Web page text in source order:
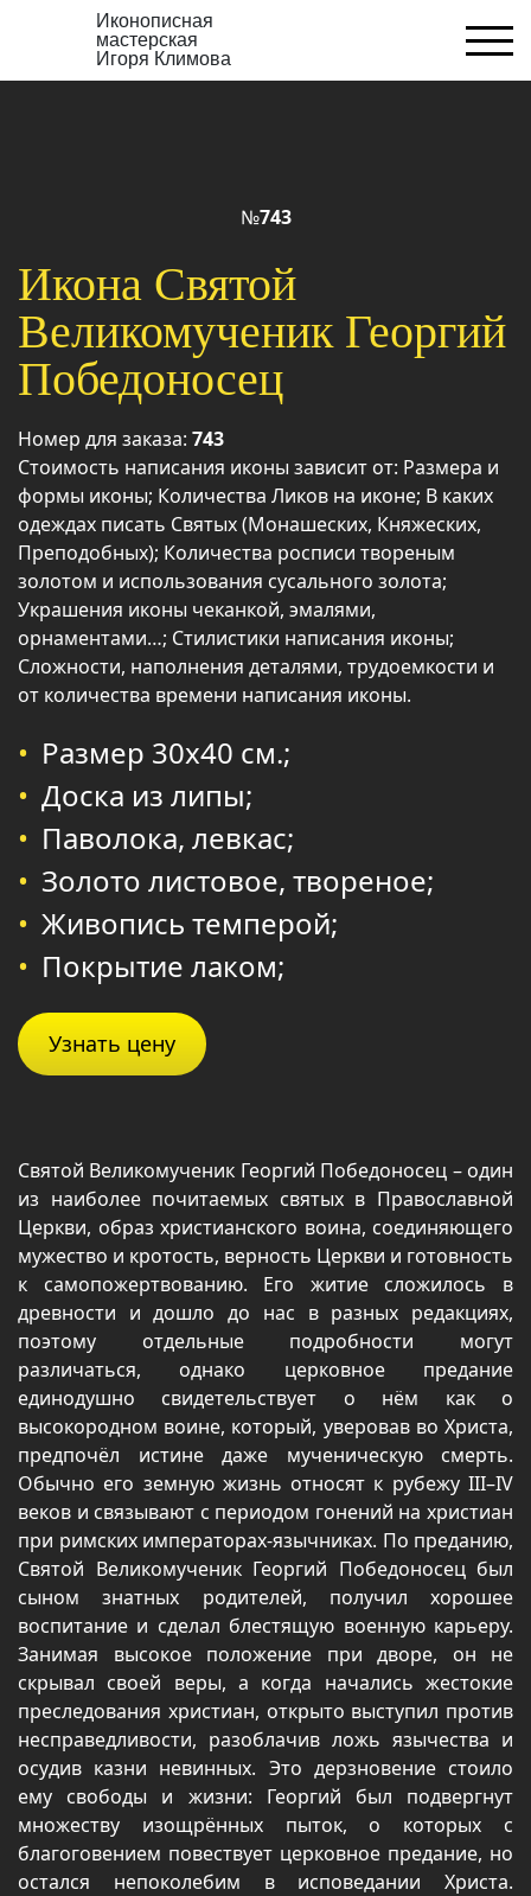
Иконописная
мастерская
Игоря Климова
Икона Святой
Великомученик Георгий
Победоносец
Номер для заказа: 743
Стоимость написания иконы зависит от: Размера и
формы иконы; Количества Ликов на иконе; В каких
одеждах писать Святых (Монашеских, Княжеских,
Преподобных); Количества росписи твореным
золотом и использования сусального золота;
Украшения иконы чеканкой, эмалями,
орнаментами…; Стилистики написания иконы;
Сложности, наполнения деталями, трудоемкости и
от количества времени написания иконы.
Размер 30х40 см.;
Доска из липы;
Паволока, левкас;
Золото листовое, твореное;
Живопись темперой;
Покрытие лаком;
Узнать цену
№743
Святой Великомученик Георгий Победоносец – один
из наиболее почитаемых святых в Православной
Церкви, образ христианского воина, соединяющего
мужество и кротость, верность Церкви и готовность
к самопожертвованию. Его житие сложилось в
древности и дошло до нас в разных редакциях,
поэтому отдельные подробности могут
различаться, однако церковное предание
единодушно свидетельствует о нём как о
высокородном воине, который, уверовав во Христа,
предпочёл истине даже мученическую смерть.
Обычно его земную жизнь относят к рубежу III–IV
веков и связывают с периодом гонений на христиан
при римских императорах-язычниках. По преданию,
Святой Великомученик Георгий Победоносец был
сыном знатных родителей, получил хорошее
воспитание и сделал блестящую военную карьеру.
Занимая высокое положение при дворе, он не
скрывал своей веры, а когда начались жестокие
преследования христиан, открыто выступил против
несправедливости, разоблачив ложь язычества и
осудив казни невинных. Это дерзновение стоило
ему свободы и жизни: Георгий был подвергнут
множеству изощрённых пыток, о которых с
благоговением повествует церковное предание, но
остался непоколебим в исповедании Христа.